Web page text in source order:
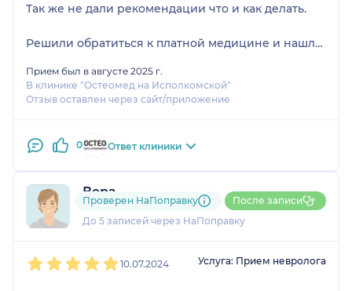
Так же не дали рекомендации что и как делать.
Решили обратиться к платной медицине и нашли
Провели в кабинете врача час!
каждый момент диагностики!
Побольше бы таких специалистов!!!
Прием был в августе 2025 г.
В клинике "Остеомед на Исполкомской"
Отзыв оставлен через сайт/приложение
0 Ответ клиники
Вера
2 отзыва
До 5 записей через НаПоправку
Проверен НаПоправку После записи
10.07.2024 Услуга: Прием невролога